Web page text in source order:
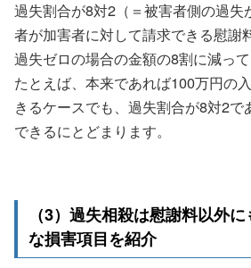
過失割合が8対2（＝被害者側の過失
者が加害者に対して請求できる慰謝
過失ゼロの場合の金額の8割に減って
たとえば、本来であれば100万円の
きるケースでも、過失割合が8対2
できるにとどまります。
（3）過失相殺は慰謝料以外
な損害項目を紹介